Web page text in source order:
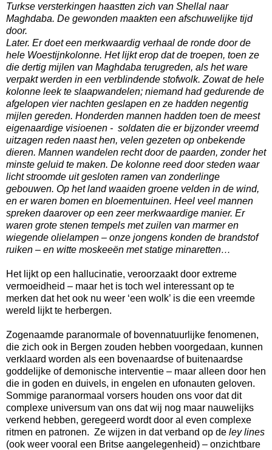
Turkse versterkingen haastten zich van Shellal naar
Maghdaba. De gewonden maakten een afschuwelijke tijd
door.
Later. Er doet een merkwaardig verhaal de ronde door de
hele Woestijnkolonne. Het lijkt erop dat de troepen, toen ze
die dertig mijlen van Maghdaba terugreden, als het ware
verpakt werden in een verblindende stofwolk. Zowat de hele
kolonne leek te slaapwandelen; niemand had gedurende de
afgelopen vier nachten geslapen en ze hadden negentig
mijlen gereden. Honderden mannen hadden toen de meest
eigenaardige visioenen - soldaten die er bijzonder vreemd
uitzagen reden naast hen, velen gezeten op onbekende
dieren. Mannen wandelen recht door de paarden, zonder het
minste geluid te maken. De kolonne reed door steden waar
licht stroomde uit gesloten ramen van zonderlinge
gebouwen. Op het land waaiden groene velden in de wind,
en er waren bomen en bloementuinen. Heel veel mannen
spreken daarover op een zeer merkwaardige manier. Er
waren grote stenen tempels met zuilen van marmer en
wiegende olielampen – onze jongens konden de brandstof
ruiken – en witte moskeeën met statige minaretten…
Het lijkt op een hallucinatie, veroorzaakt door extreme
vermoeidheid – maar het is toch wel interessant op te
merken dat het ook nu weer ‘een wolk’ is die een vreemde
wereld lijkt te herbergen.
Zogenaamde paranormale of bovennatuurlijke fenomenen,
die zich ook in Bergen zouden hebben voorgedaan, kunnen
verklaard worden als een bovenaardse of buitenaardse
goddelijke of demonische interventie – maar alleen door hen
die in goden en duivels, in engelen en ufonauten geloven.
Sommige paranormaal vorsers houden ons voor dat dit
complexe universum van ons dat wij nog maar nauwelijks
verkend hebben, geregeerd wordt door al even complexe
ritmen en patronen. Ze wijzen in dat verband op de ley lines
(ook weer vooral een Britse aangelegenheid) – onzichtbare